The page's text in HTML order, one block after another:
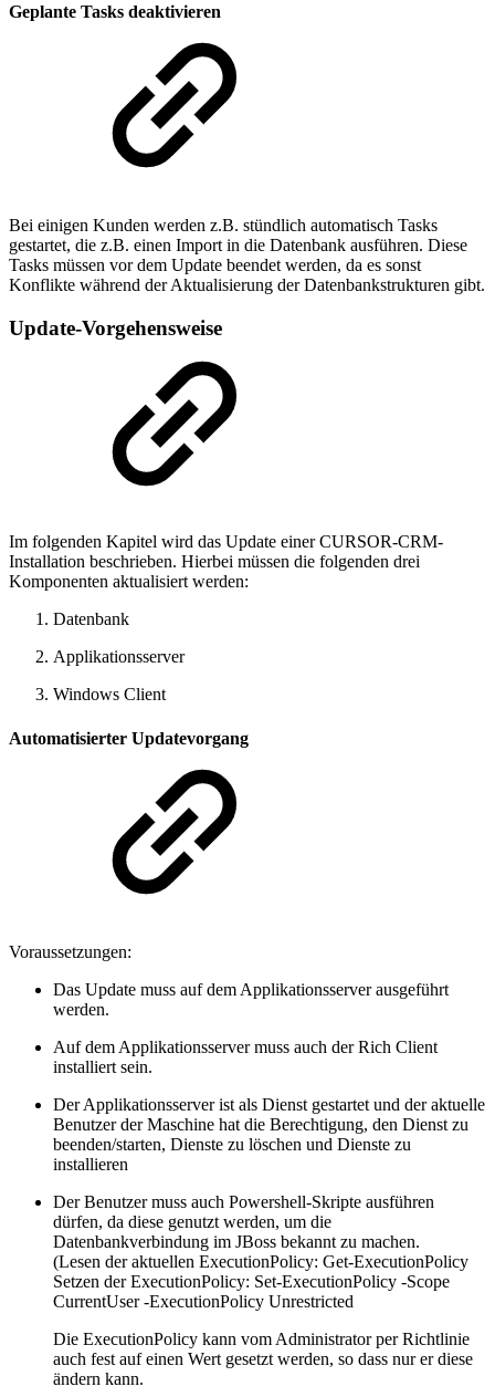
Geplante Tasks deaktivieren
Bei einigen Kunden werden z.B. stündlich automatisch Tasks
gestartet, die z.B. einen Import in die Datenbank ausführen. Diese
Tasks müssen vor dem Update beendet werden, da es sonst
Konflikte während der Aktualisierung der Datenbankstrukturen gibt.
Update-Vorgehensweise
Im folgenden Kapitel wird das Update einer CURSOR-CRM-
Installation beschrieben. Hierbei müssen die folgenden drei
Komponenten aktualisiert werden:
Datenbank
Applikationsserver
Windows Client
Automatisierter Updatevorgang
Voraussetzungen:
Das Update muss auf dem Applikationsserver ausgeführt
werden.
Auf dem Applikationsserver muss auch der Rich Client
installiert sein.
Der Applikationsserver ist als Dienst gestartet und der aktuelle
Benutzer der Maschine hat die Berechtigung, den Dienst zu
beenden/starten, Dienste zu löschen und Dienste zu
installieren
Der Benutzer muss auch Powershell-Skripte ausführen
dürfen, da diese genutzt werden, um die
Datenbankverbindung im JBoss bekannt zu machen.
(Lesen der aktuellen ExecutionPolicy: Get-ExecutionPolicy
Setzen der ExecutionPolicy: Set-ExecutionPolicy -Scope
CurrentUser -ExecutionPolicy Unrestricted
Die ExecutionPolicy kann vom Administrator per Richtlinie
auch fest auf einen Wert gesetzt werden, so dass nur er diese
ändern kann.